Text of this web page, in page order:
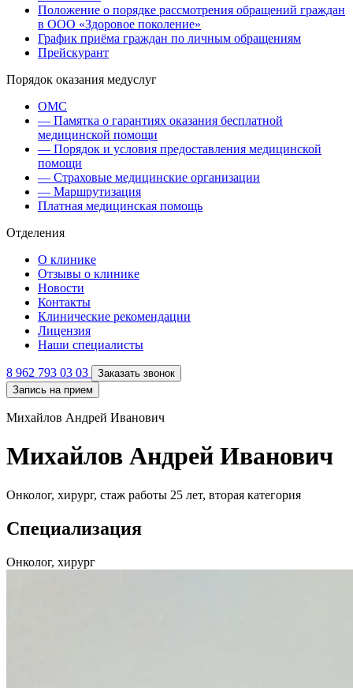
Положение о порядке рассмотрения обращений граждан
в ООО «Здоровое поколение»
График приёма граждан по личным обращениям
Прейскурант
Порядок оказания медуслуг
ОМС
— Памятка о гарантиях оказания бесплатной
медицинской помощи
— Порядок и условия предоставления медицинской
помощи
— Страховые медицинские организации
— Маршрутизация
Платная медицинская помощь
Отделения
О клинике
Отзывы о клинике
Новости
Контакты
Клинические рекомендации
Лицензия
Наши специалисты
8 962 793 03 03
Заказать звонок
Запись на прием
Михайлов Андрей Иванович
Михайлов Андрей Иванович
Онколог, хирург, стаж работы 25 лет, вторая категория
Специализация
Онколог, хирург